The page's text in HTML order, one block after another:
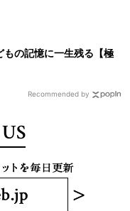
もの記憶に一生残る【極
Recommended by